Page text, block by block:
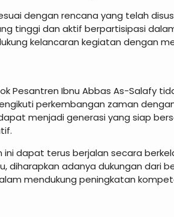
dengan rencana yang telah
tinggi dan aktif berpartisipasi
kelancaran kegiatan dengan
Pesantren Ibnu Abbas As-Salafy
perkembangan zaman
menjadi generasi yang siap
dapat terus berjalan secara
diharapkan adanya dukungan dari
mendukung peningkatan